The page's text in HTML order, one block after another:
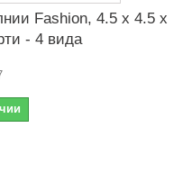
Fashion, 4.5 x 4.5 x
- 4 вида